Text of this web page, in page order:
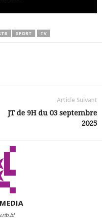
SPORT TV
Article Suivant
JT de 9H du 03 septembre
2025